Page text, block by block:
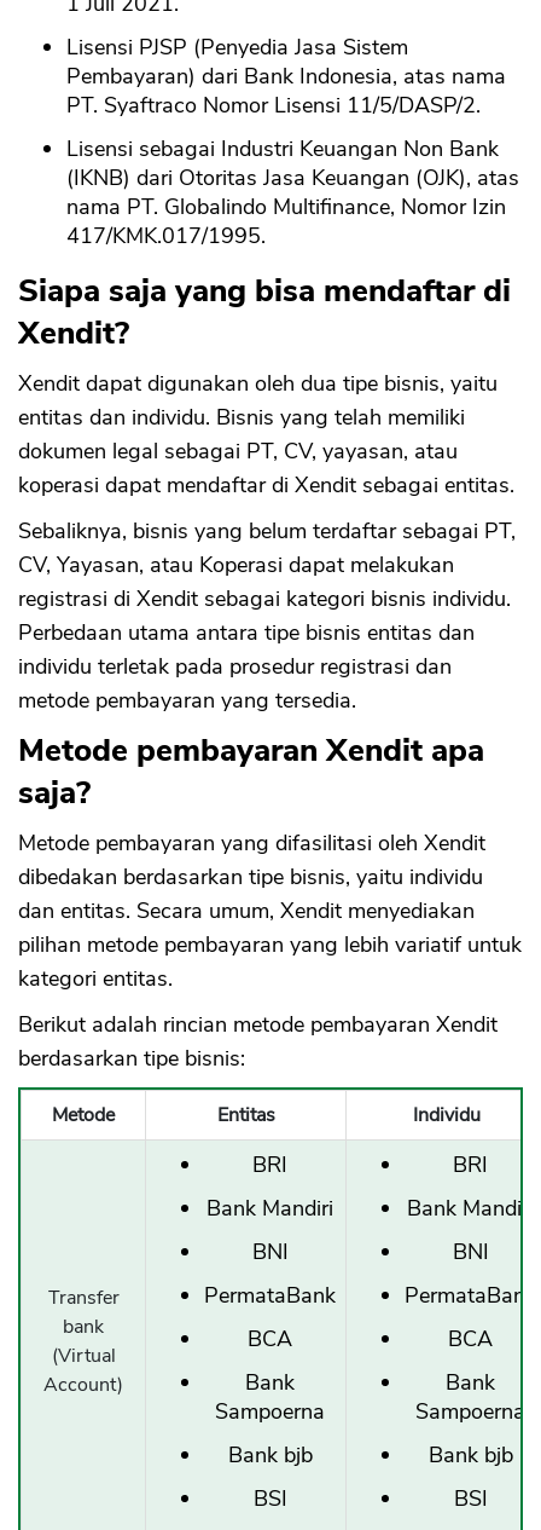
Lisensi PJSP (Penyedia Jasa Sistem
Pembayaran) dari Bank Indonesia, atas nama
PT. Syaftraco Nomor Lisensi 11/5/DASP/2.
Lisensi sebagai Industri Keuangan Non Bank
(IKNB) dari Otoritas Jasa Keuangan (OJK), atas
nama PT. Globalindo Multifinance, Nomor Izin
417/KMK.017/1995.
Siapa saja yang bisa mendaftar di
Xendit?
Xendit dapat digunakan oleh dua tipe bisnis, yaitu
entitas dan individu. Bisnis yang telah memiliki
dokumen legal sebagai PT, CV, yayasan, atau
koperasi dapat mendaftar di Xendit sebagai entitas.
Sebaliknya, bisnis yang belum terdaftar sebagai PT,
CV, Yayasan, atau Koperasi dapat melakukan
registrasi di Xendit sebagai kategori bisnis individu.
Perbedaan utama antara tipe bisnis entitas dan
individu terletak pada prosedur registrasi dan
metode pembayaran yang tersedia.
Metode pembayaran Xendit apa
saja?
Metode pembayaran yang difasilitasi oleh Xendit
dibedakan berdasarkan tipe bisnis, yaitu individu
dan entitas. Secara umum, Xendit menyediakan
pilihan metode pembayaran yang lebih variatif untuk
kategori entitas.
Berikut adalah rincian metode pembayaran Xendit
berdasarkan tipe bisnis:
Metode Entitas Individu
Transfer
bank
(Virtual
Account)
BRI
Bank Mandiri
BNI
PermataBank
BCA
Bank
Sampoerna
Bank bjb
BSI
BRI
Bank Mandiri
BNI
PermataBank
BCA
Bank
Sampoerna
Bank bjb
BSI